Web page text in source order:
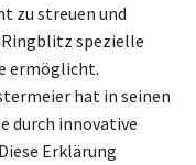
zu streuen und
Ringblitz spezielle
ermöglicht.
hat in seinen
durch innovative
Erklärung